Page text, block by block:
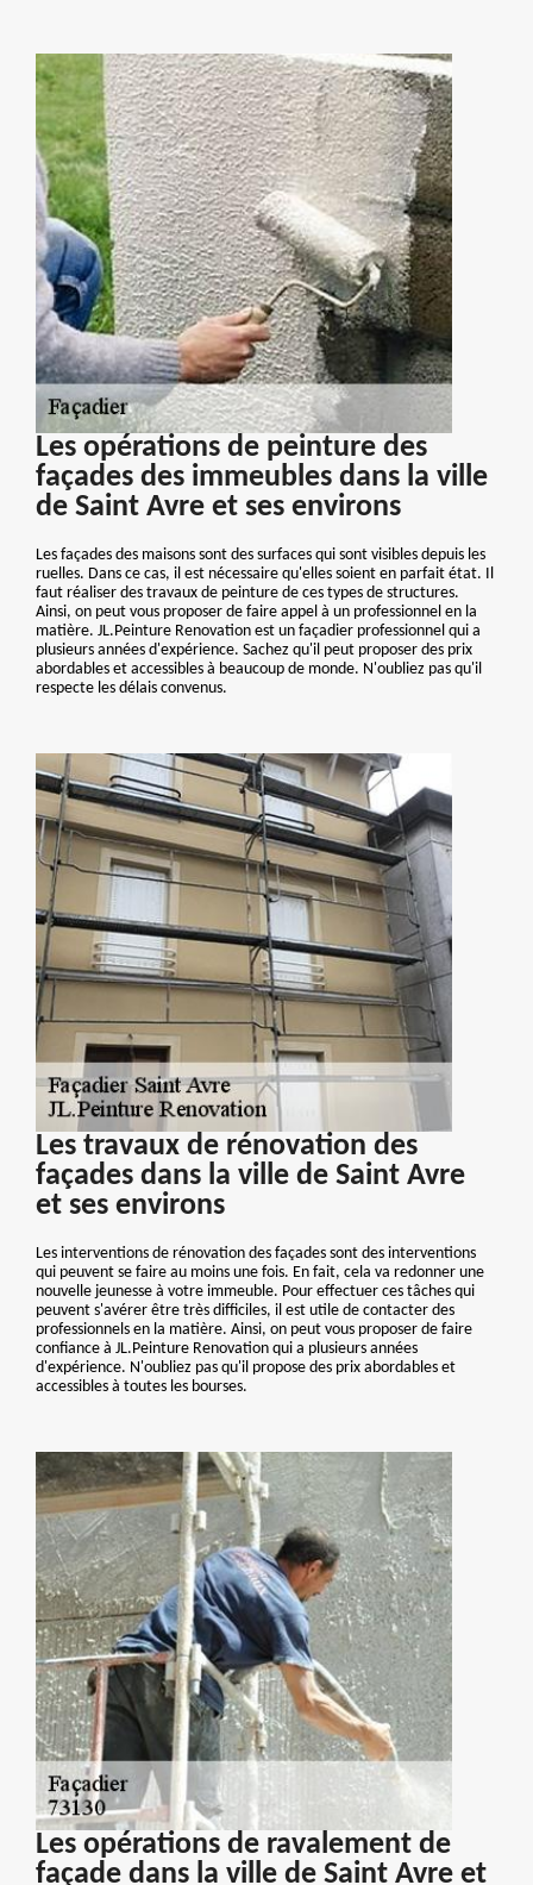
Les opérations de peinture des
façades des immeubles dans la ville
de Saint Avre et ses environs
Les façades des maisons sont des surfaces qui sont visibles depuis les
ruelles. Dans ce cas, il est nécessaire qu'elles soient en parfait état. Il
faut réaliser des travaux de peinture de ces types de structures.
Ainsi, on peut vous proposer de faire appel à un professionnel en la
matière. JL.Peinture Renovation est un façadier professionnel qui a
plusieurs années d'expérience. Sachez qu'il peut proposer des prix
abordables et accessibles à beaucoup de monde. N'oubliez pas qu'il
respecte les délais convenus.
Les travaux de rénovation des
façades dans la ville de Saint Avre
et ses environs
Les interventions de rénovation des façades sont des interventions
qui peuvent se faire au moins une fois. En fait, cela va redonner une
nouvelle jeunesse à votre immeuble. Pour effectuer ces tâches qui
peuvent s'avérer être très difficiles, il est utile de contacter des
professionnels en la matière. Ainsi, on peut vous proposer de faire
confiance à JL.Peinture Renovation qui a plusieurs années
d'expérience. N'oubliez pas qu'il propose des prix abordables et
accessibles à toutes les bourses.
Les opérations de ravalement de
façade dans la ville de Saint Avre et